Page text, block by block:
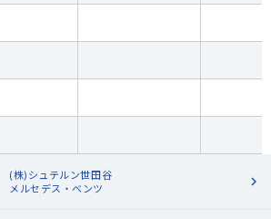
(株)シュテルン世田谷
メルセデス・ベンツ